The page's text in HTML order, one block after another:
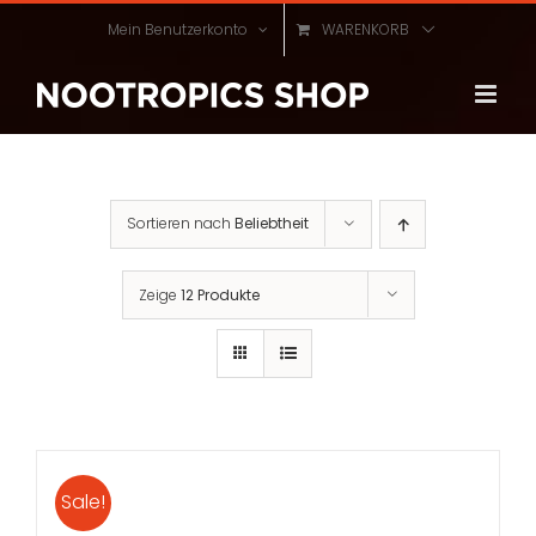
Zum
Mein Benutzerkonto WARENKORB
Sortieren nach Beliebtheit
Zeige 12 Produkte
Sale!